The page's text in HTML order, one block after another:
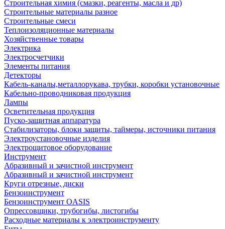
Строительная химия (смазки, реагенты, масла и др)
Строительные материалы разное
Строительные смеси
Теплоизоляционные материалы
Хозяйственные товары
Электрика
Электросчетчики
Элементы питания
Детекторы
Кабель-каналы,металлорукава, трубки, коробки установочные
Кабельно-проводниковая продукция
Лампы
Осветительная продукция
Пуско-защитная аппаратура
Стабилизаторы, блоки защиты, таймеры, источники питания
Электроустановочные изделия
Электрощитовое оборудование
Инструмент
Абразивный и зачистной инструмент
Абразивный и зачистной инструмент
Круги отрезные, диски
Бензоинструмент
Бензоинструмент OASIS
Опрессовщики, трубогибы, листогибы
Расходные материалы к электроинструменту